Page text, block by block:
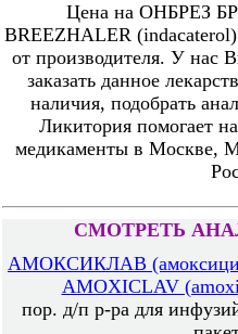
Цена на ОНБРЕЗ
BREEZHALER
от производителя. У нас
заказать данное
наличия, подобрать
Ликитория помогает
медикаменты в Москве,
СМОТРЕТЬ
АМОКСИКЛАВ
AMOXICLAV
пор. д/п р-ра для